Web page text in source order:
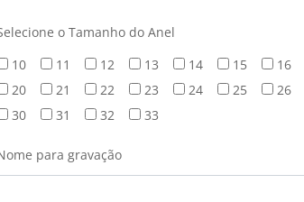
o Tamanho do Anel
10
11 12 13 14 15 16
20
21 22 23 24 25 26
30
31 32 33
para gravação